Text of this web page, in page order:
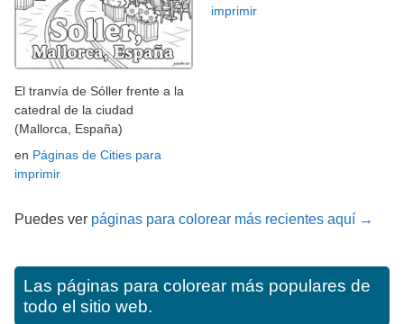
El tranvía de Sóller frente a la
catedral de la ciudad
(Mallorca, España)
en Páginas de Cities para
imprimir
imprimir
Puedes ver páginas para colorear más recientes aquí →
Las páginas para colorear más populares de
todo el sitio web.